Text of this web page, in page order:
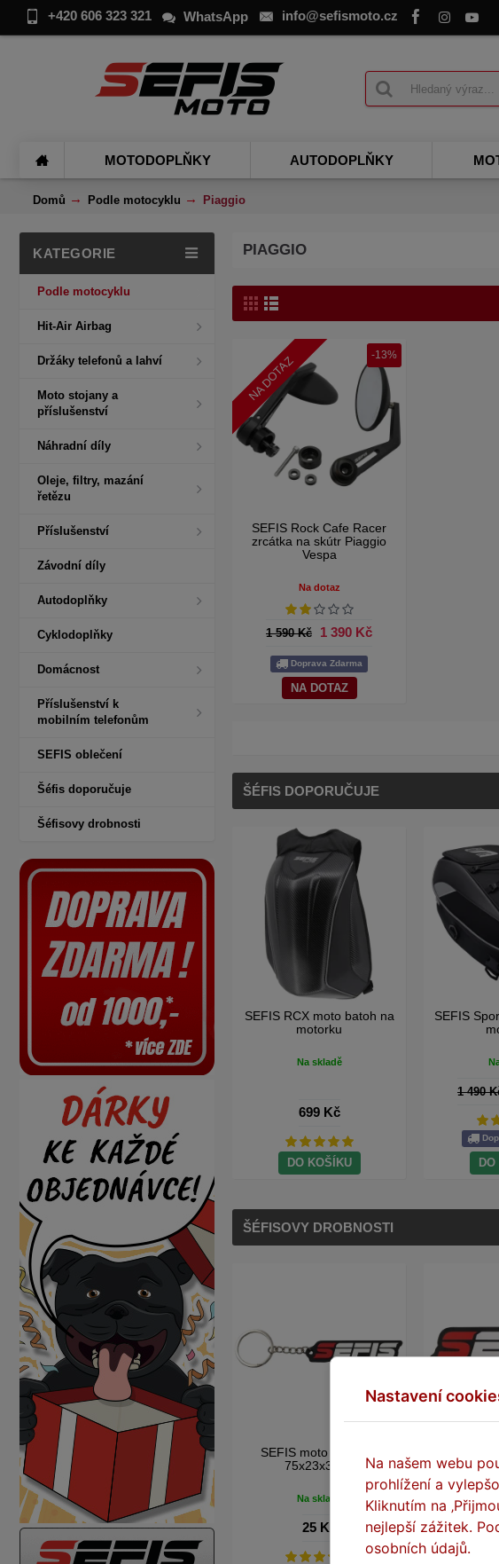
+420 606 323 321 WhatsApp info@sefismoto.cz
MOTODOPLŇKY AUTODOPLŇKY
Domů Podle motocyklu Piaggio
KATEGORIE
Podle motocyklu
Hit-Air Airbag
Držáky telefonů a lahví
Moto stojany a
příslušenství
Náhradní díly
Oleje, filtry, mazání
řetězu
Příslušenství
Závodní díly
Autodoplňky
Cyklodoplňky
Domácnost
Příslušenství k
mobilním telefonům
SEFIS oblečení
Šéfis doporučuje
Šéfisovy drobnosti
PIAGGIO
-13%
NA DOTAZ
SEFIS Rock Cafe Racer
zrcátka na skútr Piaggio
Vespa
Na dotaz
1 590 Kč 1 390 Kč
Doprava Zdarma
NA DOTAZ
ŠÉFIS DOPORUČUJE
SEFIS kombinační zámek s
řetězem 8mm 2M
Na skladě
699 Kč
DO KOŠÍKU
SEFIS RCX moto batoh na
motorku
Na skladě
699 Kč
DO KOŠÍKU
SEFIS
1 490
DO
ŠÉFISOVY DROBNOSTI
SEFIS moto klíčenka
75x23x3mm
Na skladě
25 Kč
Nastavení
Na našem webu
prohlížení a
Kliknutím na
nejlepší zážitek.
osobních údajů.